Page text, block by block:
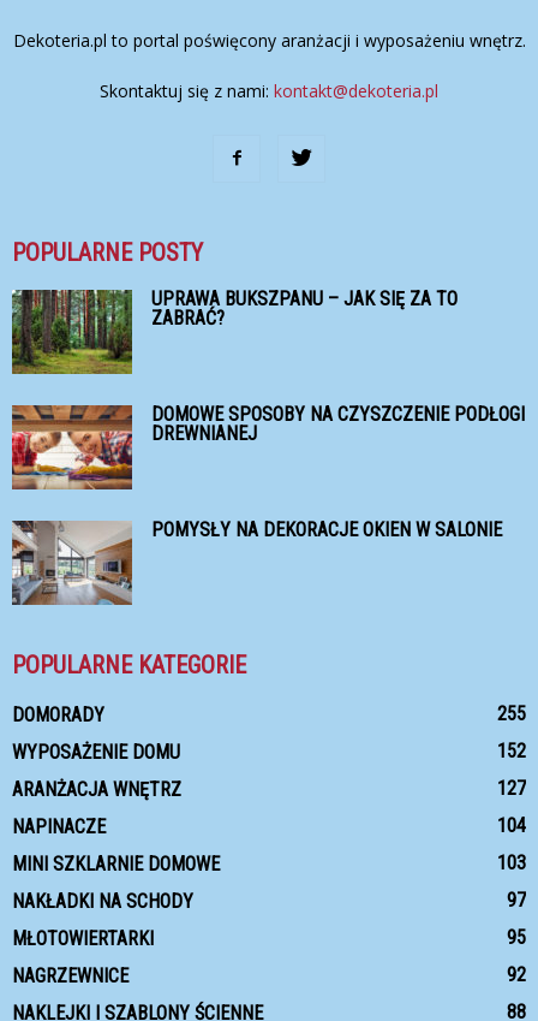
Dekoteria.pl to portal poświęcony aranżacji i wyposażeniu wnętrz.
Skontaktuj się z nami: kontakt@dekoteria.pl
POPULARNE POSTY
UPRAWA BUKSZPANU – JAK SIĘ ZA TO
ZABRAĆ?
DOMOWE SPOSOBY NA CZYSZCZENIE PODŁOGI
DREWNIANEJ
POMYSŁY NA DEKORACJE OKIEN W SALONIE
POPULARNE KATEGORIE
DOMORADY
255
WYPOSAŻENIE DOMU
152
ARANŻACJA WNĘTRZ
127
NAPINACZE
104
MINI SZKLARNIE DOMOWE
103
NAKŁADKI NA SCHODY
97
MŁOTOWIERTARKI
95
NAGRZEWNICE
92
NAKLEJKI I SZABLONY ŚCIENNE
88